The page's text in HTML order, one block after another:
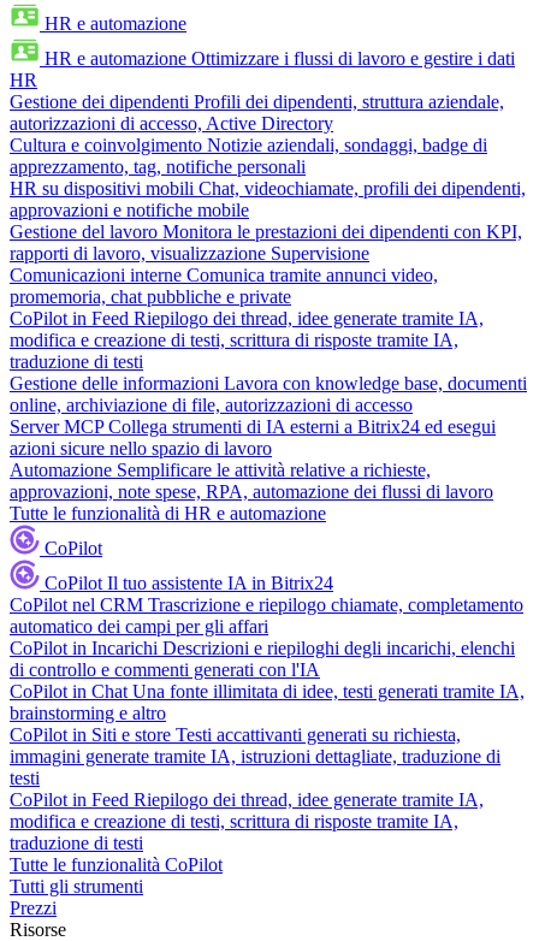
HR e automazione
HR e automazione Ottimizzare i flussi di lavoro e gestire i dati
HR
Gestione dei dipendenti Profili dei dipendenti, struttura aziendale,
autorizzazioni di accesso, Active Directory
Cultura e coinvolgimento Notizie aziendali, sondaggi, badge di
apprezzamento, tag, notifiche personali
HR su dispositivi mobili Chat, videochiamate, profili dei dipendenti,
approvazioni e notifiche mobile
Gestione del lavoro Monitora le prestazioni dei dipendenti con KPI,
rapporti di lavoro, visualizzazione Supervisione
Comunicazioni interne Comunica tramite annunci video,
promemoria, chat pubbliche e private
CoPilot in Feed Riepilogo dei thread, idee generate tramite IA,
modifica e creazione di testi, scrittura di risposte tramite IA,
traduzione di testi
Gestione delle informazioni Lavora con knowledge base, documenti
online, archiviazione di file, autorizzazioni di accesso
Server MCP Collega strumenti di IA esterni a Bitrix24 ed esegui
azioni sicure nello spazio di lavoro
Automazione Semplificare le attività relative a richieste,
approvazioni, note spese, RPA, automazione dei flussi di lavoro
Tutte le funzionalità di HR e automazione
CoPilot
CoPilot Il tuo assistente IA in Bitrix24
CoPilot nel CRM Trascrizione e riepilogo chiamate, completamento
automatico dei campi per gli affari
CoPilot in Incarichi Descrizioni e riepiloghi degli incarichi, elenchi
di controllo e commenti generati con l'IA
CoPilot in Chat Una fonte illimitata di idee, testi generati tramite IA,
brainstorming e altro
CoPilot in Siti e store Testi accattivanti generati su richiesta,
immagini generate tramite IA, istruzioni dettagliate, traduzione di
testi
CoPilot in Feed Riepilogo dei thread, idee generate tramite IA,
modifica e creazione di testi, scrittura di risposte tramite IA,
traduzione di testi
Tutte le funzionalità CoPilot
Tutti gli strumenti
Prezzi
Risorse